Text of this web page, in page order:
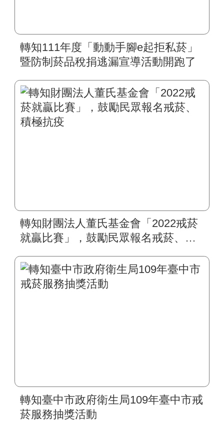
轉知111年度「動動手腳e起拒私菸」
暨防制菸品稅捐逃漏宣導活動開跑了
轉知財團法人董氏基金會「2022戒菸
就贏比賽」，鼓勵民眾報名戒菸、積
轉知臺中市政府衛生局109年臺中市戒
菸服務抽獎活動